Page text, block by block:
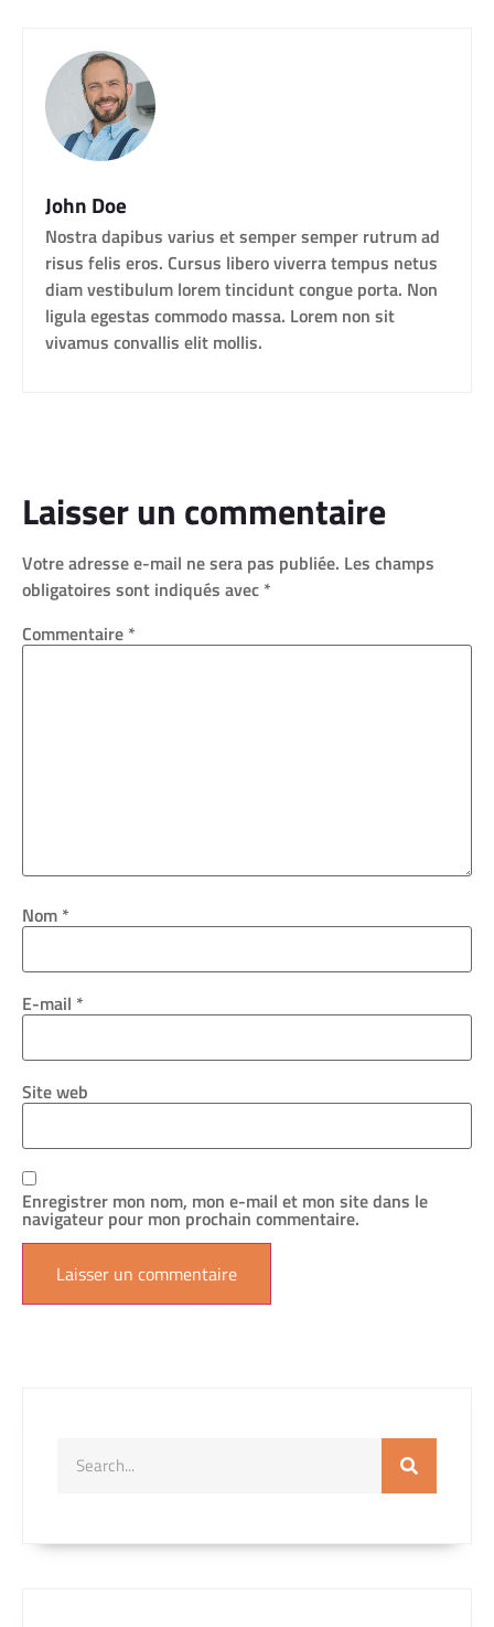
John Doe
Nostra dapibus varius et semper semper rutrum ad
risus felis eros. Cursus libero viverra tempus netus
diam vestibulum lorem tincidunt congue porta. Non
ligula egestas commodo massa. Lorem non sit
vivamus convallis elit mollis.
Laisser un commentaire
Votre adresse e-mail ne sera pas publiée. Les champs
obligatoires sont indiqués avec *
Commentaire *
Nom *
E-mail *
Site web
Enregistrer mon nom, mon e-mail et mon site dans le
navigateur pour mon prochain commentaire.